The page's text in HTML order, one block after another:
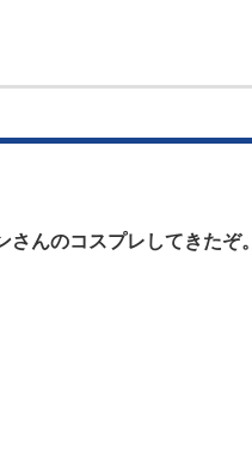
んのコスプレしてきたぞ。